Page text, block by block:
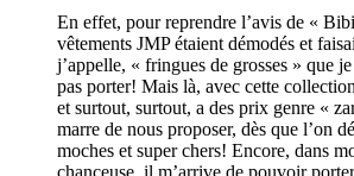
En effet, pour reprendre l’avis de «
vêtements JMP étaient démodés et
j’appelle, « fringues de grosses » que
pas porter! Mais là, avec cette
et surtout, surtout, a des prix genre «
marre de nous proposer, dès que l’on
moches et super chers! Encore, dans
chanceuse, il m’arrive de pouvoir